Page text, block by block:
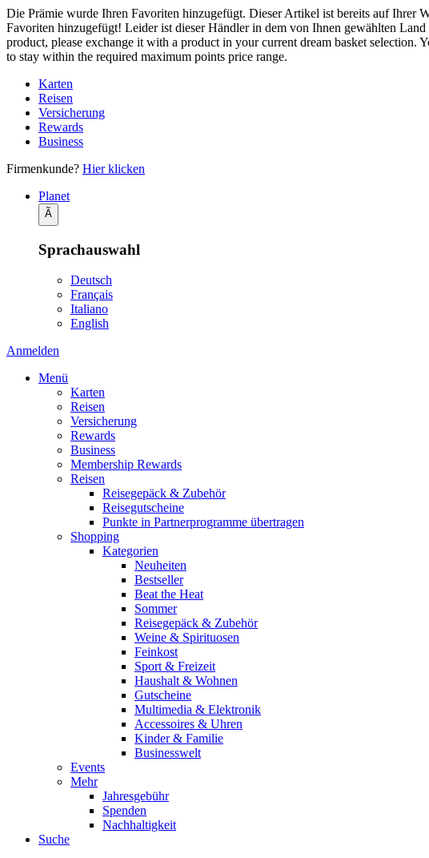
Die Prämie wurde Ihren Favoriten hinzugefügt. Dieser Artikel ist bereits auf Ihrer
Favoriten hinzugefügt! Leider ist dieser Händler in dem von Ihnen gewählten
product, please exchange it with a product in your current dream basket selection.
to stay within the required maximum points price range.
Karten
Reisen
Versicherung
Rewards
Business
Firmenkunde? Hier klicken
Planet
Ã
Sprachauswahl
Deutsch
Français
Italiano
English
Anmelden
Menü
Karten
Reisen
Versicherung
Rewards
Business
Membership Rewards
Reisen
Reisegepäck & Zubehör
Reisegutscheine
Punkte in Partnerprogramme übertragen
Shopping
Kategorien
Neuheiten
Bestseller
Beat the Heat
Sommer
Reisegepäck & Zubehör
Weine & Spirituosen
Feinkost
Sport & Freizeit
Haushalt & Wohnen
Gutscheine
Multimedia & Elektronik
Accessoires & Uhren
Kinder & Familie
Businesswelt
Events
Mehr
Jahresgebühr
Spenden
Nachhaltigkeit
Suche